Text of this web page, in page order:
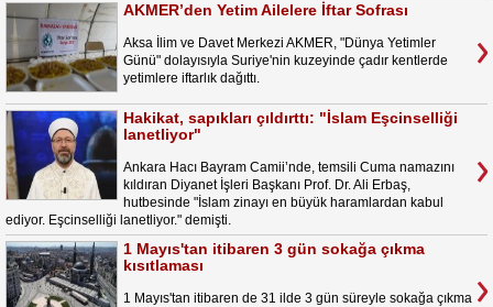
AKMER’den Yetim Ailelere İftar Sofrası
Aksa İlim ve Davet Merkezi AKMER, "Dünya Yetimler
Günü" dolayısıyla Suriye'nin kuzeyinde çadır kentlerde
yetimlere iftarlık dağıttı.
Hakikat, sapıkları çıldırttı: "İslam Eşcinselliği
lanetliyor"
Ankara Hacı Bayram Camii’nde, temsili Cuma namazını
kıldıran Diyanet İşleri Başkanı Prof. Dr. Ali Erbaş,
hutbesinde "İslam zinayı en büyük haramlardan kabul
ediyor. Eşcinselliği lanetliyor." demişti.
1 Mayıs'tan itibaren 3 gün sokağa çıkma
kısıtlaması
1 Mayıs'tan itibaren de 31 ilde 3 gün süreyle sokağa çıkma